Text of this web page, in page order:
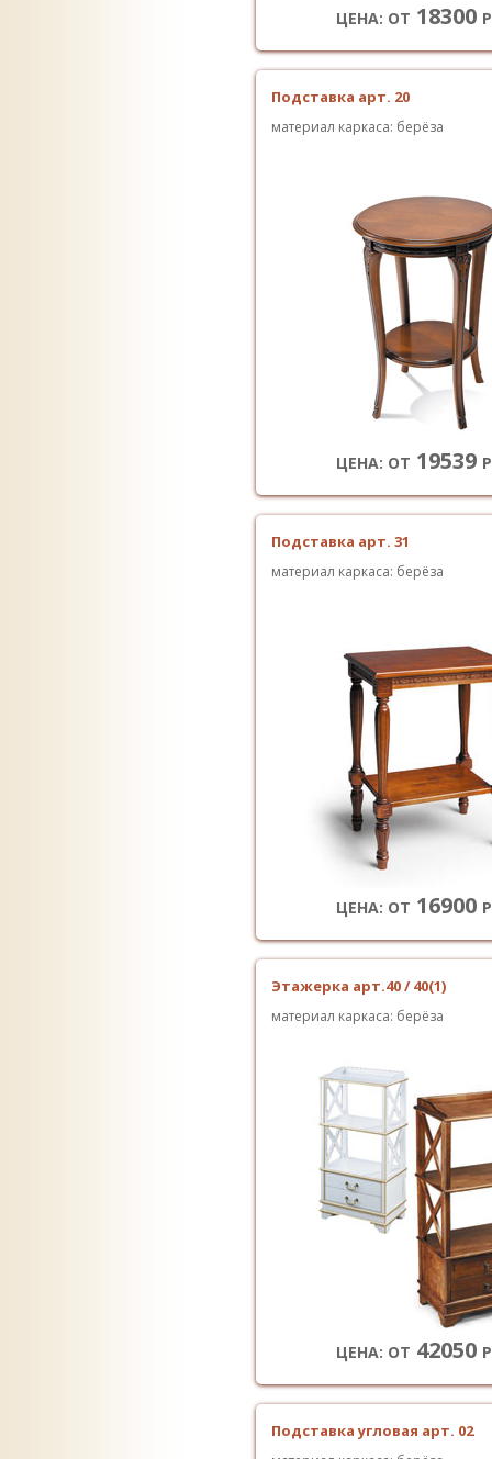
ЦЕНА: ОТ 18300
Подставка арт. 20
материал каркаса: берёза
ЦЕНА: ОТ 19539
Подставка арт. 31
материал каркаса: берёза
ЦЕНА: ОТ 16900
Этажерка арт.40 / 40(1)
материал каркаса: берёза
ЦЕНА: ОТ 42050
Подставка угловая арт. 02